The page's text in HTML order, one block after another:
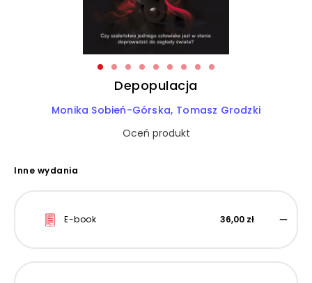
Depopulacja
Monika Sobień-Górska Tomasz Grodzki
Oceń produkt
Inne wydania
E-book 36,00 zł